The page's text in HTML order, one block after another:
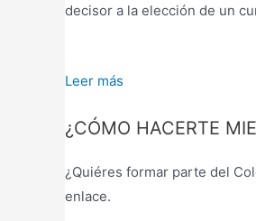
decisor a la elección de un
Leer más
¿CÓMO HACERTE
¿Quiéres formar parte del
enlace.